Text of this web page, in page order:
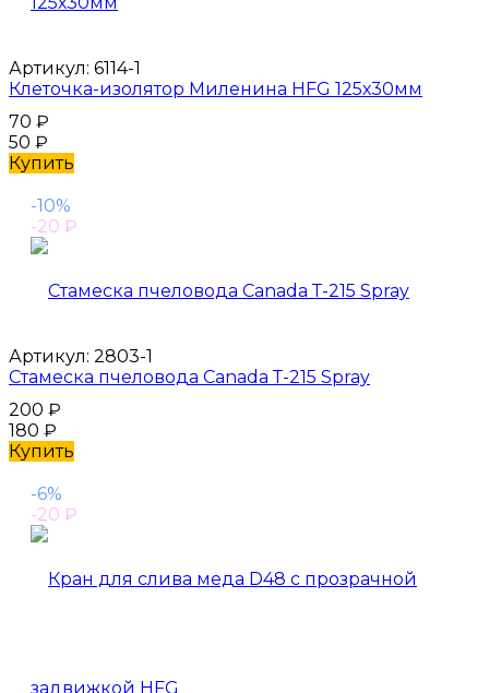
Артикул: 6114-1
Клеточка-изолятор Миленина HFG 125х30мм
70 ₽
50 ₽
Купить
-10%
-20 ₽
Артикул: 2803-1
Стамеска пчеловода Canada Т-215 Spray
200 ₽
180 ₽
Купить
-6%
-20 ₽